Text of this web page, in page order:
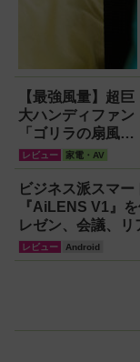
【最強風量】超巨
大ハンディファン
「ゴリラの扇風
機」レビュー！直
径16.5cmの巨大
ファンで想像以上
の涼しさを体感
レビュー 家電・AV
ビジネス派スマー
『AiLENS V1』
レゼン、会議、リ
ム翻訳に使えて8
レビュー Android